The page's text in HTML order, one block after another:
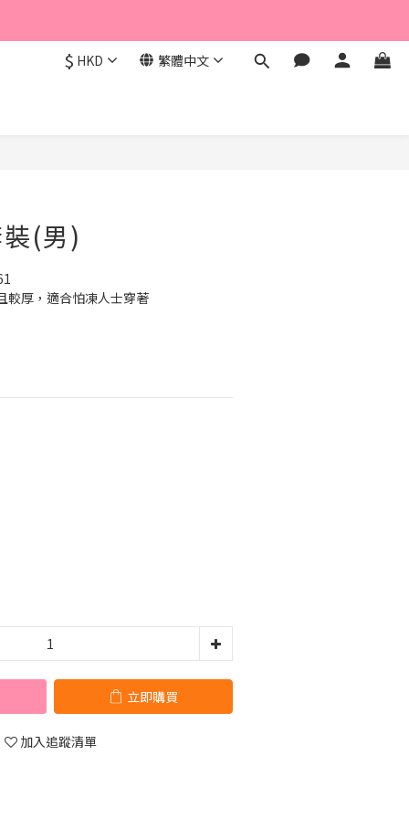
$ HKD 繁體中文
(男)
較厚，適合怕凍人士穿著
立即購買
加入追蹤清單